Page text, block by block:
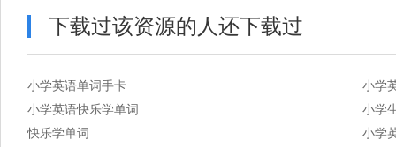
下载过该资源的人还下载过
小学英语单词手卡
小学
小学英语快乐学单词
小学
快乐学单词
小学